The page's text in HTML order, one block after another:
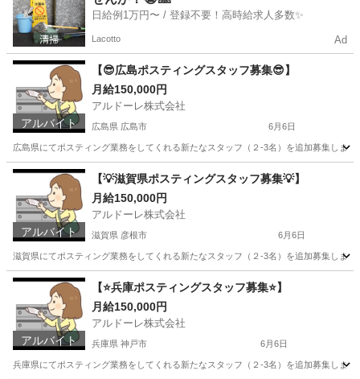
日給例1万円〜 / 登録不要！高時給求人多数✨
Lacotto Ad
アルバイト
【😎広島ポスティングスタッフ募集😎】
月給150,000円
アルドーレ株式会社
広島県 広島市 6月6日
広島県にてポスティング業務をしてくれる新たなスタッフ（２-3名）を追加募集しま
広島 広島市 ポスティング スタッフ
アルバイト
【💡滋賀県ポスティングスタッフ募集💡】
月給150,000円
アルドーレ株式会社
滋賀県 彦根市 6月6日
滋賀県にてポスティング業務をしてくれる新たなスタッフ（２-3名）を追加募集しま
滋賀 彦根市 軽作業
アルバイト
【⭐️兵庫ポスティングスタッフ募集⭐️】
月給150,000円
アルドーレ株式会社
兵庫県 神戸市 6月6日
兵庫県にてポスティング業務をしてくれる新たなスタッフ（２-3名）を追加募集しま